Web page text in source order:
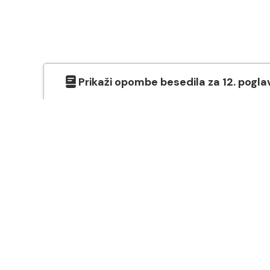
Prikaži opombe besedila za 12.